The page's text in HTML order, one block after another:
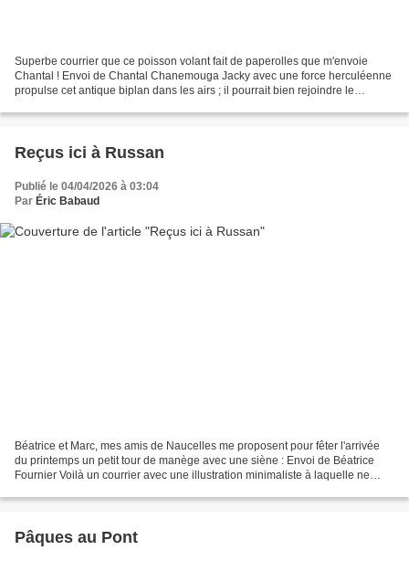
Superbe courrier que ce poisson volant fait de paperolles que m'envoie
Chantal ! Envoi de Chantal Chanemouga Jacky avec une force herculéenne
propulse cet antique biplan dans les airs ; il pourrait bien rejoindre le
Reçus ici à Russan
Publié le 04/04/2026 à 03:04
Par Éric Babaud
Béatrice et Marc, mes amis de Naucelles me proposent pour fêter l'arrivée
du printemps un petit tour de manège avec une siène : Envoi de Béatrice
Fournier Voilà un courrier avec une illustration minimaliste à laquelle ne
Pâques au Pont